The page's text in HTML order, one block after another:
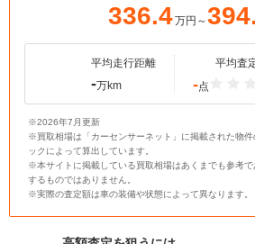
336.4万円～
平均走行距離
-万km
平均査
-点
※2026年7月更新
※買取相場は「カーセンサーネット」に掲載された物
ックによって算出しています。
※本サイトに掲載している買取相場はあくまでも参考
するものではありません。
※実際の査定額は車の装備や状態によって異なります。